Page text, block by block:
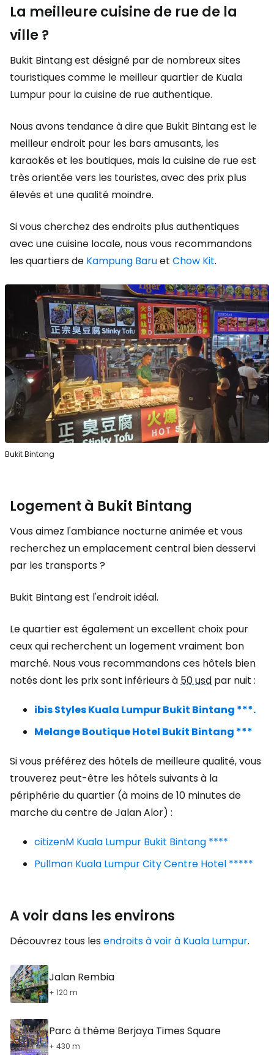
La meilleure cuisine de rue de la
ville ?
Bukit Bintang est désigné par de nombreux sites
touristiques comme le meilleur quartier de Kuala
Lumpur pour la cuisine de rue authentique.
Nous avons tendance à dire que Bukit Bintang est le
meilleur endroit pour les bars amusants, les
karaokés et les boutiques, mais la cuisine de rue est
très orientée vers les touristes, avec des prix plus
élevés et une qualité moindre.
Si vous cherchez des endroits plus authentiques
avec une cuisine locale, nous vous recommandons
les quartiers de Kampung Baruet Chow Kit.
Bukit Bintang
Logement à Bukit Bintang
Vous aimez l'ambiance nocturne animée et vous
recherchez un emplacement central bien desservi
par les transports ?
Bukit Bintang est l'endroit idéal.
Le quartier est également un excellent choix pour
ceux qui recherchent un logement vraiment bon
marché. Nous vous recommandons ces hôtels bien
notés dont les prix sont inférieurs à50 usd par nuit :
ibis Styles Kuala Lumpur Bukit Bintang ***.
Melange Boutique Hotel Bukit Bintang ***
Si vous préférez des hôtels de meilleure qualité, vous
trouverez peut-être les hôtels suivants à la
périphérie du quartier (à moins de 10 minutes de
marche du centre de Jalan Alor) :
citizenM Kuala Lumpur Bukit Bintang ****
Pullman Kuala Lumpur City Centre Hotel *****
A voir dans les environs
Découvrez tous lesendroits à voir à Kuala Lumpur.
Jalan Rembia
+ 120 m
Parc à thème Berjaya Times Square
+ 430 m